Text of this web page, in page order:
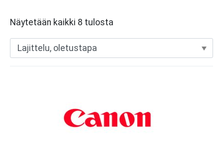
Näytetään kaikki 8 tulosta